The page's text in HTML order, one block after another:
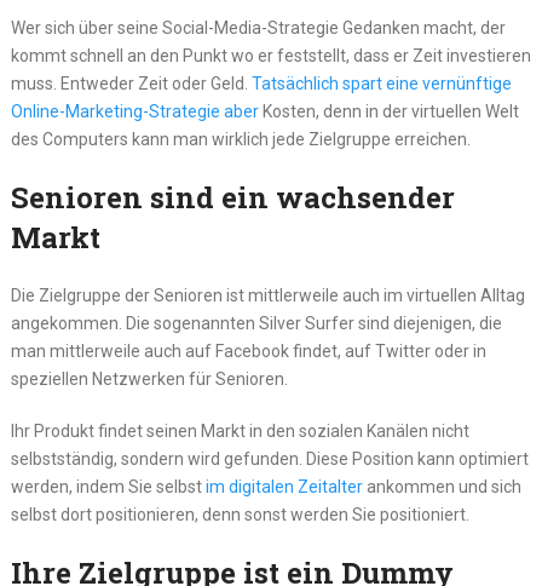
Wer sich über seine Social-Media-Strategie Gedanken macht, der
kommt schnell an den Punkt wo er feststellt, dass er Zeit investieren
muss. Entweder Zeit oder Geld. Tatsächlich spart eine vernünftige
Online-Marketing-Strategie aberKosten, denn in der virtuellen Welt
des Computers kann man wirklich jede Zielgruppe erreichen.
Senioren sind ein wachsender
Markt
Die Zielgruppe der Senioren ist mittlerweile auch im virtuellen Alltag
angekommen. Die sogenannten Silver Surfer sind diejenigen, die
man mittlerweile auch auf Facebook findet, auf Twitter oder in
speziellen Netzwerken für Senioren.
Ihr Produkt findet seinen Markt in den sozialen Kanälen nicht
selbstständig, sondern wird gefunden. Diese Position kann optimiert
werden, indem Sie selbstim digitalen Zeitalterankommen und sich
selbst dort positionieren, denn sonst werden Sie positioniert.
Ihre Zielgruppe ist ein Dummy